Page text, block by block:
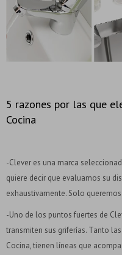
5 razones por las que
Cocina
-Clever es una marca
quiere decir que evaluamos su
exhaustivamente. Solo
-Uno de los puntos fuertes de
transmiten sus griferías. Tanto
Cocina, tienen líneas que